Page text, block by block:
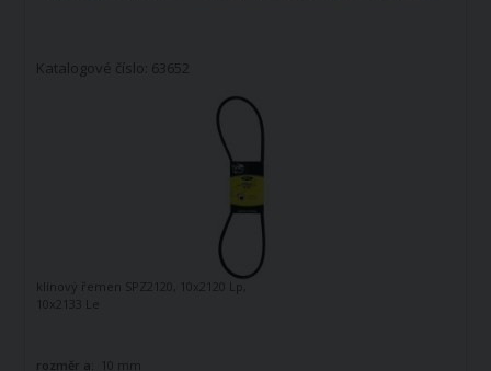
Katalogové číslo: 63652
klínový řemen SPZ2120, 10x2120 Lp,
10x2133 Le
rozměr a:
10 mm